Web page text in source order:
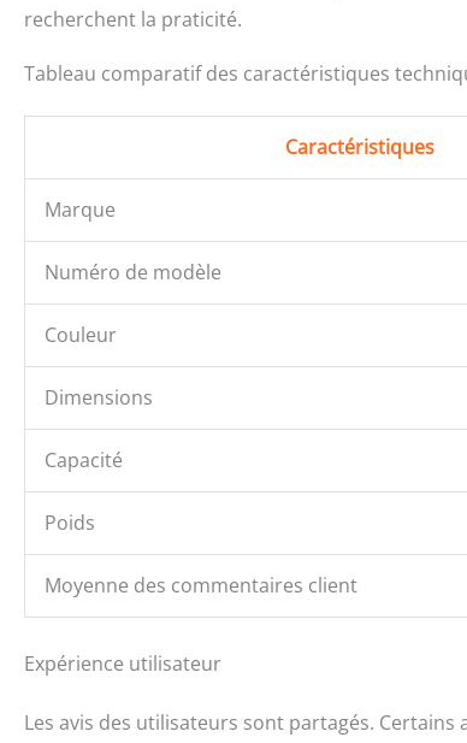
recherchent la praticité.
Tableau comparatif des caractéristiques
Caractéristiques
Marque
Numéro de modèle
Couleur
Dimensions
Capacité
Poids
Moyenne des commentaires client
Expérience utilisateur
Les avis des utilisateurs sont partagés.